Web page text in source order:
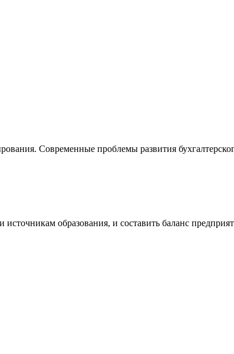
Современные проблемы развития
источникам образования, и составить баланс